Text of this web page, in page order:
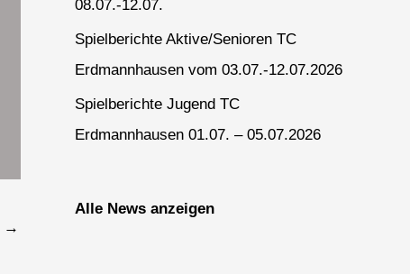
→
08.07.-12.07.
Spielberichte Aktive/Senioren TC
Erdmannhausen vom 03.07.-12.07.2026
Spielberichte Jugend TC
Erdmannhausen 01.07. – 05.07.2026
Alle News anzeigen